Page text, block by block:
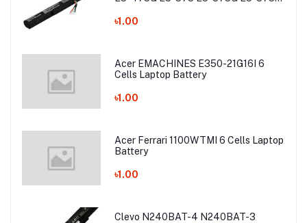
Battery
৳1.00
Acer EMACHINES E350-21G16I 6
Cells Laptop Battery
৳1.00
Acer Ferrari 1100WTMI 6 Cells Laptop
Battery
৳1.00
Clevo N240BAT-4 N240BAT-3